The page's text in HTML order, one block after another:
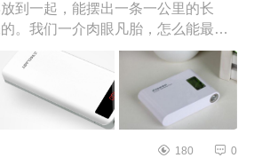
到一起，能摆出一条一公里的长
。我们一介肉眼凡胎，怎么能最快
180 0